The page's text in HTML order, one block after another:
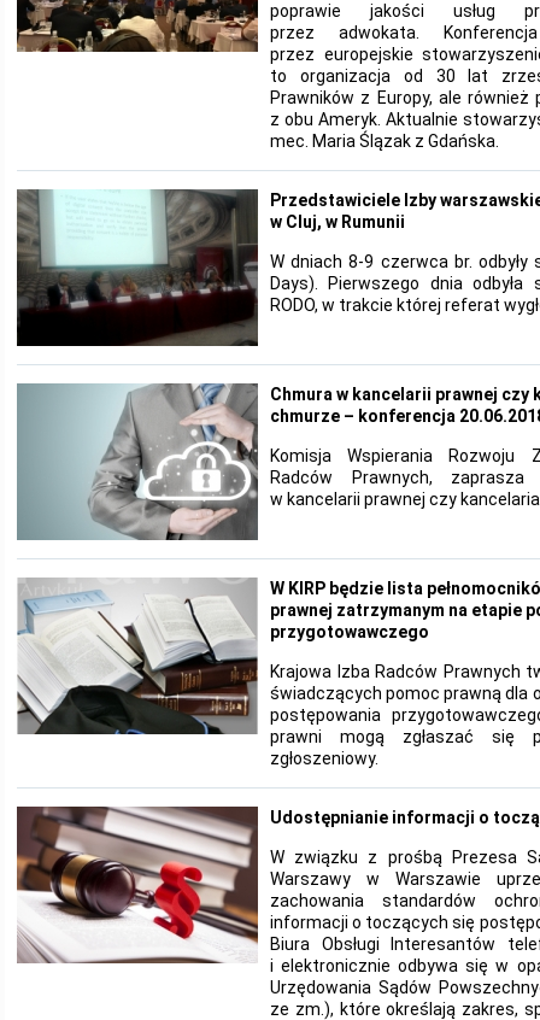
poprawie jakości usług
przez adwokata.
przez europejskie
to organizacja od 30 lat
Prawników z Europy, ale
z obu Ameryk. Aktualnie
mec. Maria Ślązak z Gdańska.
Przedstawiciele Izby
w Cluj, w Rumunii
W dniach 8-9 czerwca br. odbyły
Days). Pierwszego dnia
RODO, w trakcie której referat
Chmura w kancelarii prawnej czy
chmurze – konferencja
Komisja Wspierania Rozwoju
Radców Prawnych,
w kancelarii prawnej czy
W KIRP będzie lista
prawnej zatrzymanym na etapie
przygotowawczego
Krajowa Izba Radców Prawnych
świadczących pomoc prawną dla
postępowania
prawni mogą zgłaszać się
zgłoszeniowy.
Udostępnianie informacji o
W związku z prośbą Prezesa
Warszawy w Warszawie
zachowania standardów
informacji o toczących się
Biura Obsługi Interesantów
i elektronicznie odbywa się w
Urzędowania Sądów
ze zm.), które określają zakres,